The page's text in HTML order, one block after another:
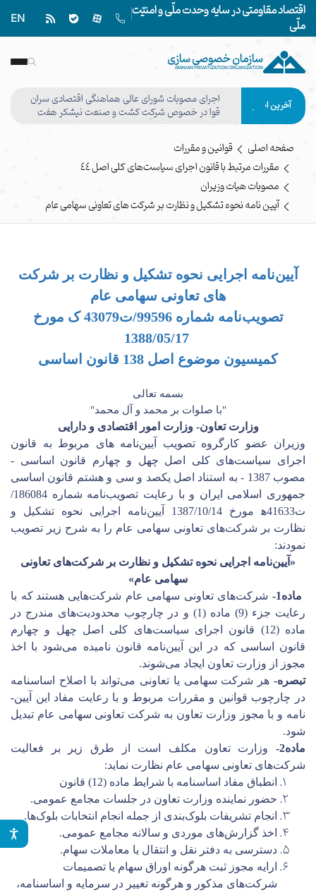
اقتصاد مقاومتی در سایه وحدت ملّی و امنیّت
ملّی
EN
سازمان خصوصی سازی
IRANIAN PRIVATIZATION ORGANIZATION
آخرین اخبار
اجرای مصوبات شورای عالی هماهنگی اقتصادی سران
قوا در خصوص شرکت کشت و صنعت نیشکر هفت
صفحه اصلی
قوانین و مقررات
مقررات مرتبط با قانون اجرای سیاست‌های کلی اصل ٤٤
مصوبات هیات وزیران
آیین نامه نحوه تشکیل و نظارت بر شرکت های تعاونی سهامی عام
آیین‌­نامه اجرایی نحوه تشکیل و نظارت بر شرکت
‌های تعاونی سهامی عام
تصویب‌نامه شماره 99596/ت43079 ک مورخ
1388/05/17
کمیسیون موضوع اصل 138 قانون اساسی
بسمه تعالی
"با صلوات بر محمد و آل محمد"
وزارت تعاون- وزارت امور اقتصادی و دارایی
وزیران
عضو کارگروه تصویب آیین‌نامه ‌های مربوط به قانون
اجرای
سیاست‌های کلی
اصل چهل و چهارم قانون اساسی -
مصوب 1387
- به استناد اصل یکصد و سی و هشتم قانون اساسی
جمهوری اسلامی ایران و با رعایت
تصویب­‌نامه شماره 186084/
ت41633ﻫ مورخ 1387/10/14 آیین‌نامه اجرایی نحوه تشکیل و
نظارت بر شرکت‌های تعاونی سهامی عام را به شرح زیر تصویب
نمودند:
«آیین‌­نامه اجرایی نحوه تشکیل و نظارت بر شرکت‌های تعاونی
سهامی عام»
ماده1-
شرکت‌های تعاونی سهامی عام شرکت‌هایی هستند که با
رعایت جزء (9) ماده (1) و در چارچوب محدودیت‌های مندرج در
ماده
(12) قانون اجرای سیاست‌های کلی اصل چهل و چهارم
قانون
اساسی که در این آیین­‌نامه قانون نامیده می‌شود با اخذ
مجوز از وزارت تعاون ایجاد می‌شوند.
تبصره- هر شرکت سهامی یا تعاونی می‌تواند با اصلاح اساسنامه
در چارچوب قوانین و مقررات مربوط و با رعایت مفاد این آیین‌­
نامه و با مجوز وزارت تعاون به شرکت تعاونی سهامی عام تبدیل
شود.
ماده2-
وزارت تعاون مکلف است از طرق زیر بر فعالیت
شرکت‌های تعاونی سهامی عام نظارت نماید:
انطباق مفاد اساسنامه با شرایط ماده (12) قانون
حضور نماینده وزارت تعاون در جلسات مجامع عمومی.
انجام تشریفات بلوک‌بندی از جمله انجام انتخابات بلوک‌ها.
اخذ گزارش‌های موردی و سالانه مجامع عمومی.
دسترسی به دفتر نقل و انتقال یا معاملات سهام.
ارایه مجوز ثبت هرگونه اوراق سهام یا تصمیمات
شرکت‌های مذکور و هرگونه تغییر در سرمایه و اساسنامه،